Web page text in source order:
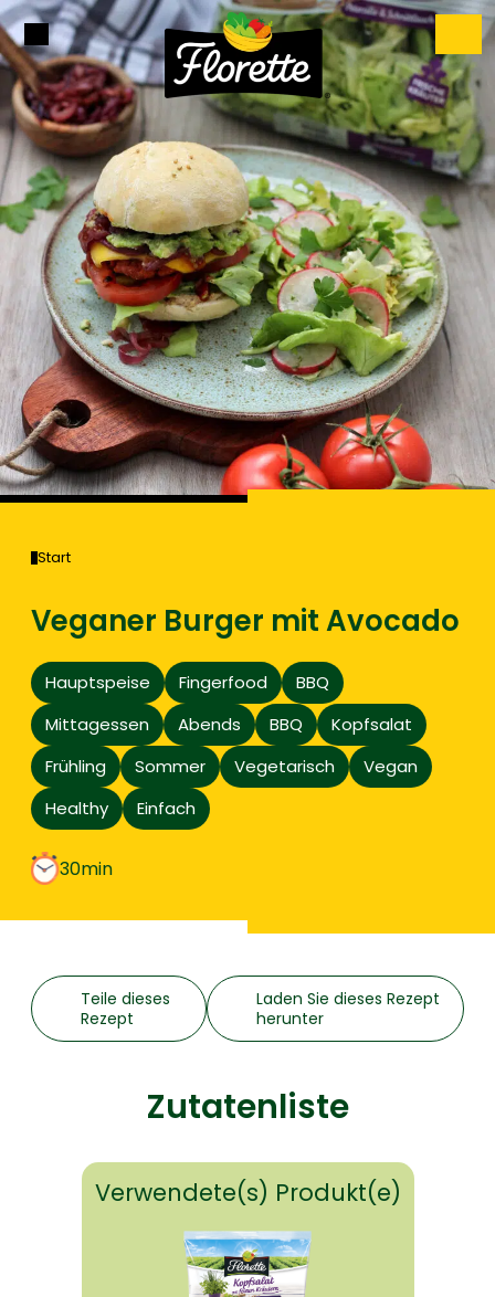
Start
Veganer Burger mit Avocado
Hauptspeise Fingerfood
BBQ
Mittagessen
Abends BBQ
Kopfsalat
Frühling
Sommer Vegetarisch
Vegan
Healthy
Einfach
30min
Teile dieses
Rezept
Laden Sie dieses Rezept
herunter
Zutatenliste
Verwendete(s) Produkt(e)